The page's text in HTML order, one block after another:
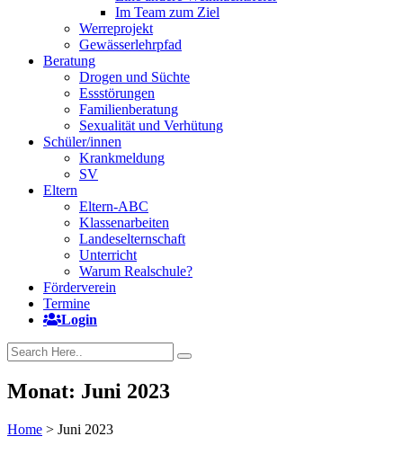
Im Team zum Ziel
Werreprojekt
Gewässerlehrpfad
Beratung
Drogen und Süchte
Essstörungen
Familienberatung
Sexualität und Verhütung
Schüler/innen
Krankmeldung
SV
Eltern
Eltern-ABC
Klassenarbeiten
Landeselternschaft
Unterricht
Warum Realschule?
Förderverein
Termine
Login
Monat: Juni 2023
Home > Juni 2023